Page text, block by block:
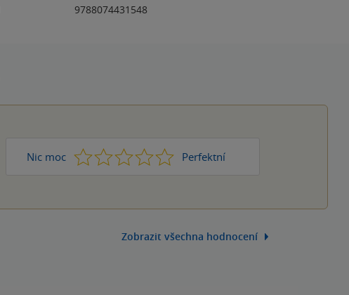
9788074431548
Nic moc 1 2 3 4 Perfektní
5
Zobrazit všechna hodnocení